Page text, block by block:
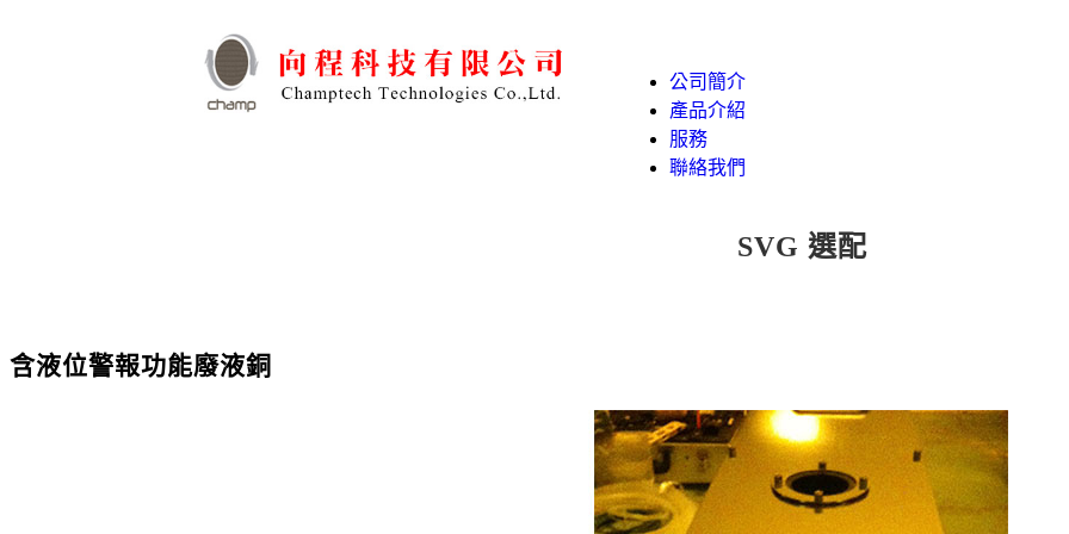
公司簡介
產品介紹
服務
聯絡我們
SVG 選配
含液位警報功能廢液銅